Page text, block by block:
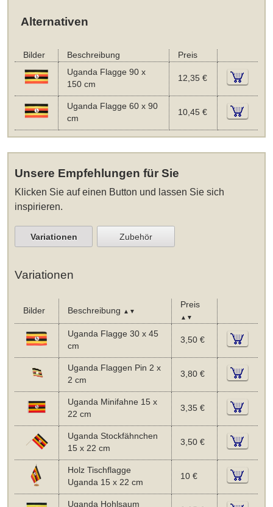
Alternativen
Bilder Beschreibung
Preis
Uganda Flagge 90 x
150 cm
12,35 €
Uganda Flagge 60 x 90
cm
10,45 €
Unsere Empfehlungen für Sie
Klicken Sie auf einen Button und lassen Sie sich
inspirieren.
Variationen Zubehör
Variationen
Bilder Beschreibung ▲▼
Preis
▲▼
Uganda Flagge 30 x 45
cm
3,50 €
Uganda Flaggen Pin 2 x
2 cm
3,80 €
Uganda Minifahne 15 x
22 cm
3,35 €
Uganda Stockfähnchen
15 x 22 cm
3,50 €
Holz Tischflagge
Uganda 15 x 22 cm
10 €
Uganda Hohlsaum